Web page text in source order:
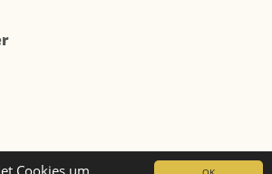
Cookies um